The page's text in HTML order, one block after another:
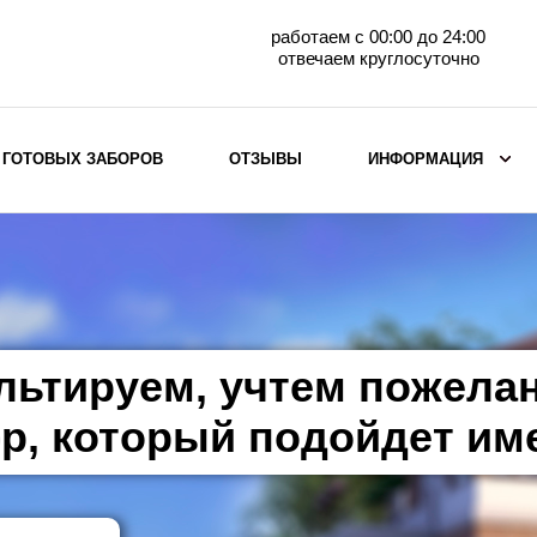
работаем с 00:00 до 24:00
отвечаем круглосуточно
горизонтального
Металлические заборы для дачи
Забор жалюзи с кирпичными столбами
Металлические заборы
Металлические ограждения
ГОТОВЫХ ЗАБОРОВ ОТЗЫВЫ ИНФОРМАЦИЯ
учтем
который подойдет